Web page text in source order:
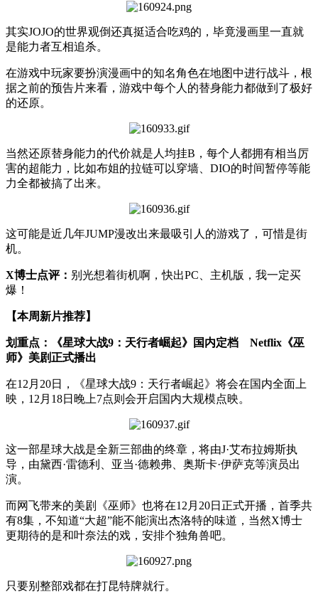
其实JOJO的世界观倒还真挺适合吃鸡的，毕竟漫画里一直就
是能力者互相追杀。
在游戏中玩家要扮演漫画中的知名角色在地图中进行战斗，根
据之前的预告片来看，游戏中每个人的替身能力都做到了极好
的还原。
当然还原替身能力的代价就是人均挂B，每个人都拥有相当厉
害的超能力，比如布姐的拉链可以穿墙、DIO的时间暂停等能
力全都被搞了出来。
这可能是近几年JUMP漫改出来最吸引人的游戏了，可惜是街
机。
X博士点评： 别光想着街机啊，快出PC、主机版，我一定买
爆！
【本周新片推荐】
划重点：《星球大战9：天行者崛起》国内定档 Netflix《巫
师》美剧正式播出
在12月20日，《星球大战9：天行者崛起》将会在国内全面上
映，12月18日晚上7点则会开启国内大规模点映。
这一部星球大战是全新三部曲的终章，将由J·艾布拉姆斯执
导，由黛西·雷德利、亚当·德赖弗、奥斯卡·伊萨克等演员出
演。
而网飞带来的美剧《巫师》也将在12月20日正式开播，首季共
有8集，不知道“大超”能不能演出杰洛特的味道，当然X博士
更期待的是和叶奈法的戏，安排个独角兽吧。
只要别整部戏都在打昆特牌就行。